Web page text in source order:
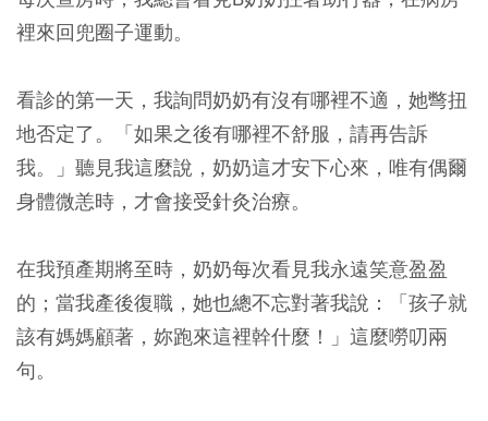
裡來回兜圈子運動。
看診的第一天，我詢問奶奶有沒有哪裡不適，她彆扭
地否定了。「如果之後有哪裡不舒服，請再告訴
我。」聽見我這麼說，奶奶這才安下心來，唯有偶爾
身體微恙時，才會接受針灸治療。
在我預產期將至時，奶奶每次看見我永遠笑意盈盈
的；當我產後復職，她也總不忘對著我說：「孩子就
該有媽媽顧著，妳跑來這裡幹什麼！」這麼嘮叨兩
句。